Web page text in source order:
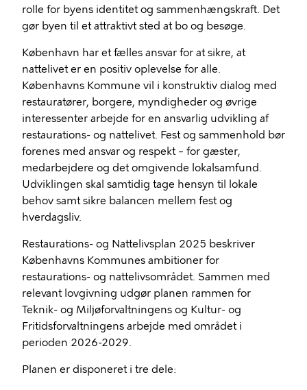
rolle for byens identitet og sammenhængskraft. Det
gør byen til et attraktivt sted at bo og besøge.
København har et fælles ansvar for at sikre, at
nattelivet er en positiv oplevelse for alle.
Københavns Kommune vil i konstruktiv dialog med
restauratører, borgere, myndigheder og øvrige
interessenter arbejde for en ansvarlig udvikling af
restaurations- og nattelivet. Fest og sammenhold bør
forenes med ansvar og respekt – for gæster,
medarbejdere og det omgivende lokalsamfund.
Udviklingen skal samtidig tage hensyn til lokale
behov samt sikre balancen mellem fest og
hverdagsliv.
Restaurations- og Nattelivsplan 2025 beskriver
Københavns Kommunes ambitioner for
restaurations- og nattelivsområdet. Sammen med
relevant lovgivning udgør planen rammen for
Teknik- og Miljøforvaltningens og Kultur- og
Fritidsforvaltningens arbejde med området i
perioden 2026-2029.
Planen er disponeret i tre dele: